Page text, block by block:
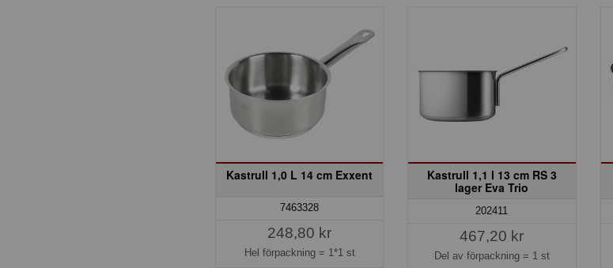
Kastrull 1,0 L 14 cm Exxent
7463328
248,80 kr
Hel förpackning = 1*1 st
Kastrull 1,1 l 13 cm RS 3
lager Eva Trio
202411
467,20 kr
Del av förpackning = 1 st